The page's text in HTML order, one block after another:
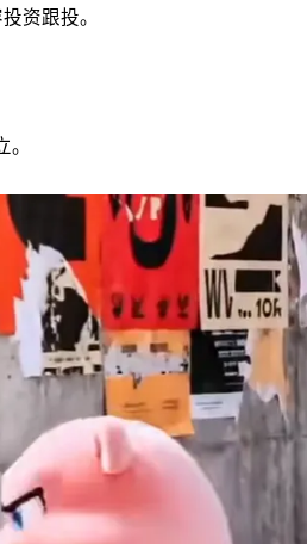
资跟投。